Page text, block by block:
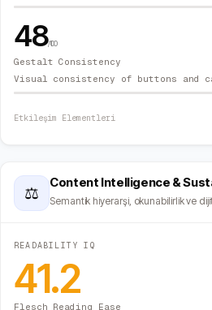
48/100
Gestalt Consistency
Visual consistency of buttons and
Etkileşim Elementleri
⚖
Content Intelligence &
Semantik hiyerarşi, okunabilirlik ve
READABILITY IQ
41.2
Flesch Reading Ease